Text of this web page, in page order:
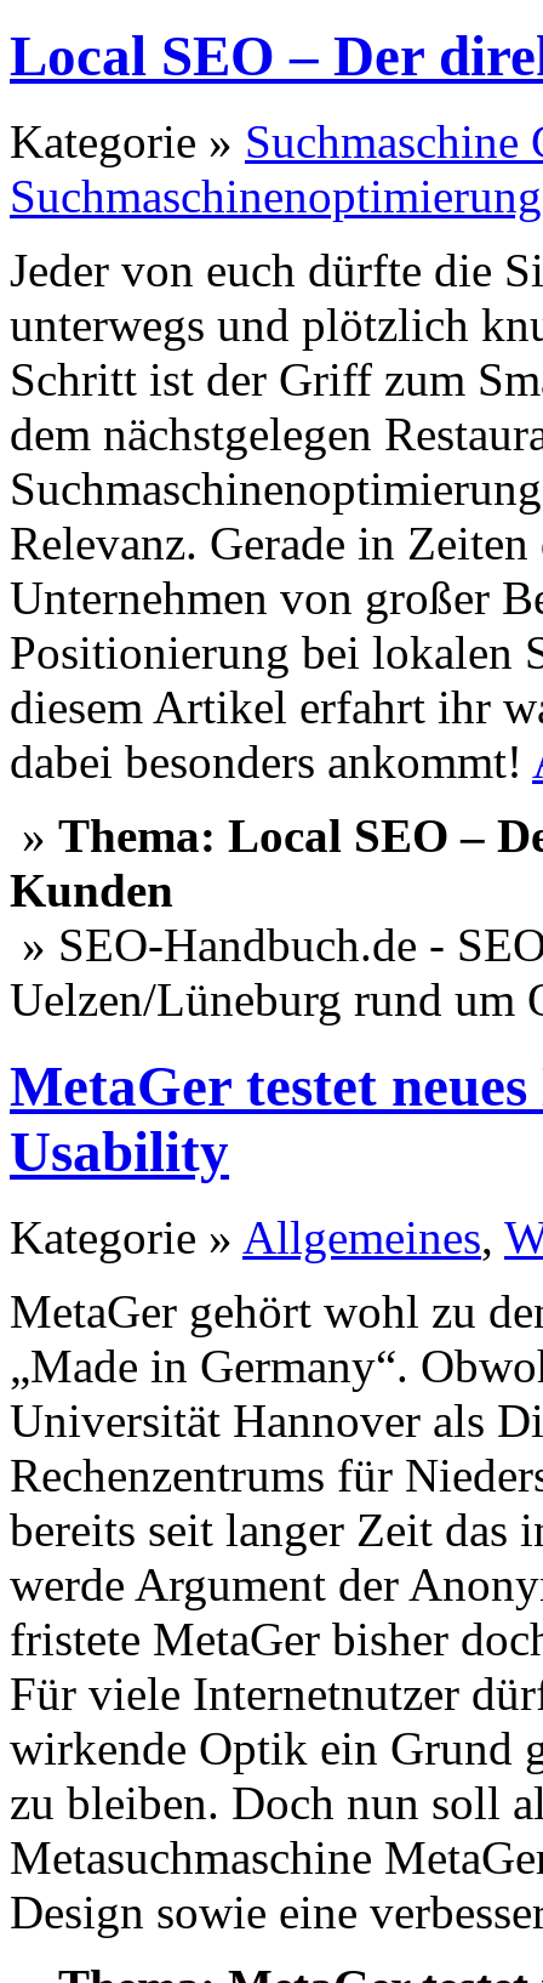
Local SEO – Der
Kategorie » Suchmaschine
Suchmaschinenoptimierung
Jeder von euch dürfte die
unterwegs und plötzlich
Schritt ist der Griff zum
dem nächstgelegen
Relevanz. Gerade in
Unternehmen von großer
Positionierung bei lokalen
diesem Artikel erfahrt ihr
dabei besonders ankommt!
» Thema: Local SEO –
Kunden
» SEO-Handbuch.de -
Uelzen/Lüneburg rund
MetaGer testet
Usability
Kategorie » Allgemeines,
MetaGer gehört wohl zu
„Made in Germany“.
Universität Hannover als
Rechenzentrums für
bereits seit langer Zeit das
werde Argument der
fristete MetaGer bisher
Für viele Internetnutzer
wirkende Optik ein Grund
zu bleiben. Doch nun soll
Metasuchmaschine
Design sowie eine